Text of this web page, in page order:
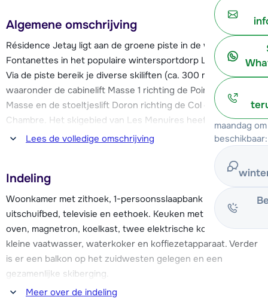
maandag
beschikbaar:
Algemene omschrijving
Résidence Jetay ligt aan de groene piste in de wijk Les
Fontanettes in het populaire wintersportdorp Les Menuires.
Via de piste bereik je diverse skiliften (ca. 300 meter),
waaronder de cabinelift Masse 1 richting de Pointe de la
Masse en de stoeltjeslift Doron richting de Col de la
Chambre. Het skigebied van Les Menuires heeft 160 km
piste en in de gehele Les Trois Vallées geniet je van maar
De résidence bevindt zich onder het centrum van Les
Menuires. Hier vind je voorzieningen als restaurants en bars,
sportwinkels, een supermarkt en een sportcentrum met o.a.
een overdekt zwembad en wellnessfaciliteiten. De
dichtstbijzijnde winkels en restaurants liggen op ongeveer
300 meter loopafstand van résidence Jetay.
en hebben allemaal een balkon. Er is een skiberging
Lees de volledige omschrijving
Indeling
Woonkamer met zithoek, 1-persoonsslaapbank en
uitschuifbed, televisie en eethoek. Keuken met o.a. kleine
oven, magnetron, koelkast, twee elektrische kookplaten,
kleine vaatwasser, waterkoker en koffiezetapparaat. Verder
is er een balkon op het zuidwesten gelegen en een
gezamenlijke skiberging.
Meer over de indeling